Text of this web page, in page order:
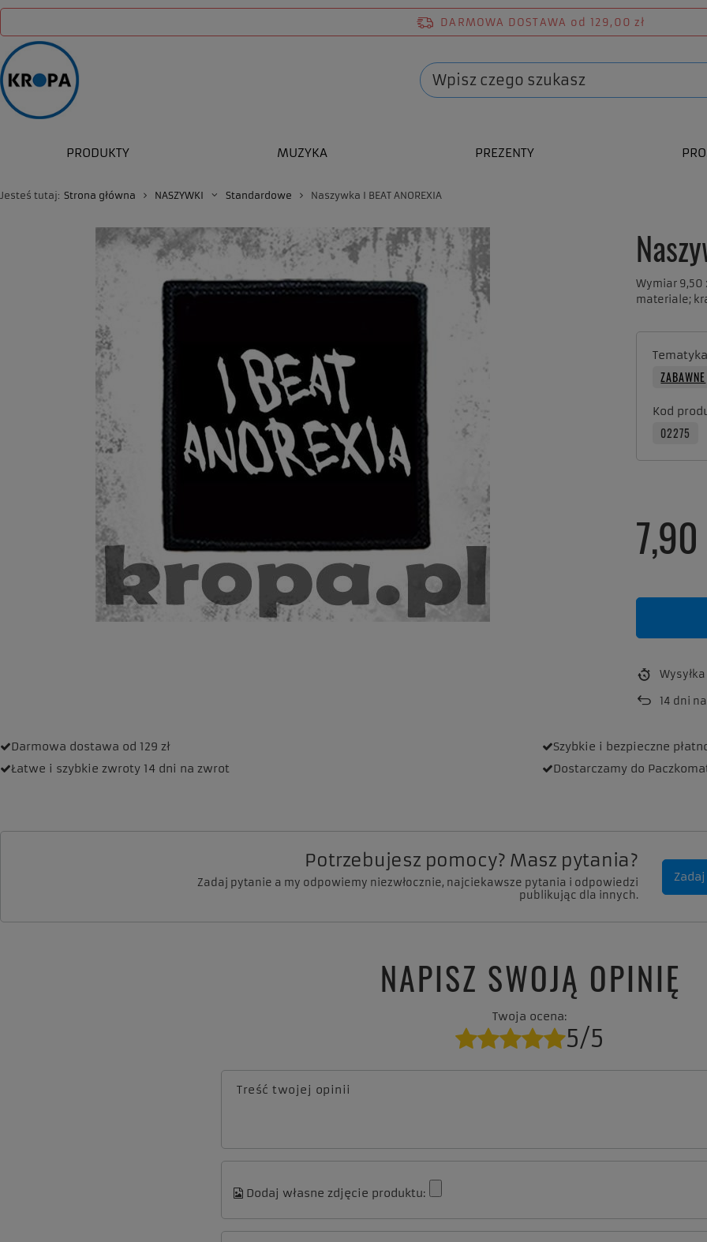
DARMOWA DOSTAWA od 129,00 zł
PRODUKTY MUZYKA PREZENTY
Jesteś tutaj: Strona główna NASZYWKI Standardowe Naszywka I BEAT ANOREXIA
Wymiar
materiale;
Tematyka
ZABAWNE
Kod
02275
7,90
14 dni
Darmowa dostawa od 129 zł Szybkie i bezpieczne
Łatwe i szybkie zwroty 14 dni na zwrot Dostarczamy do
Potrzebujesz pomocy? Masz pytania?
Zadaj pytanie a my odpowiemy niezwłocznie, najciekawsze pytania i odpowiedzi
publikując dla innych.
NAPISZ SWOJĄ OPINIĘ
Twoja ocena:
5/5
Treść twojej opinii
Dodaj własne zdjęcie produktu: